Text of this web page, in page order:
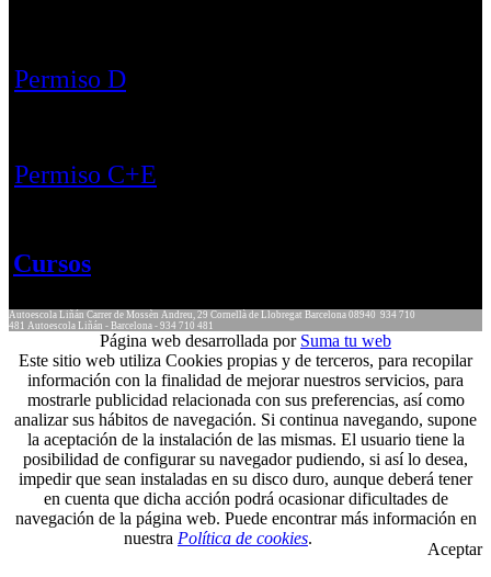
Permiso D
Permiso C+E
Cursos
Autoescola Liñán Carrer de Mossèn Andreu, 29 Cornellà de Llobregat Barcelona 08940 934 710
481 Autoescola Liñán - Barcelona - 934 710 481
Página web desarrollada por Suma tu web
Este sitio web utiliza Cookies propias y de terceros, para recopilar
información con la finalidad de mejorar nuestros servicios, para
mostrarle publicidad relacionada con sus preferencias, así como
analizar sus hábitos de navegación. Si continua navegando, supone
la aceptación de la instalación de las mismas. El usuario tiene la
posibilidad de configurar su navegador pudiendo, si así lo desea,
impedir que sean instaladas en su disco duro, aunque deberá tener
en cuenta que dicha acción podrá ocasionar dificultades de
navegación de la página web. Puede encontrar más información en
nuestra Política de cookies.
Aceptar